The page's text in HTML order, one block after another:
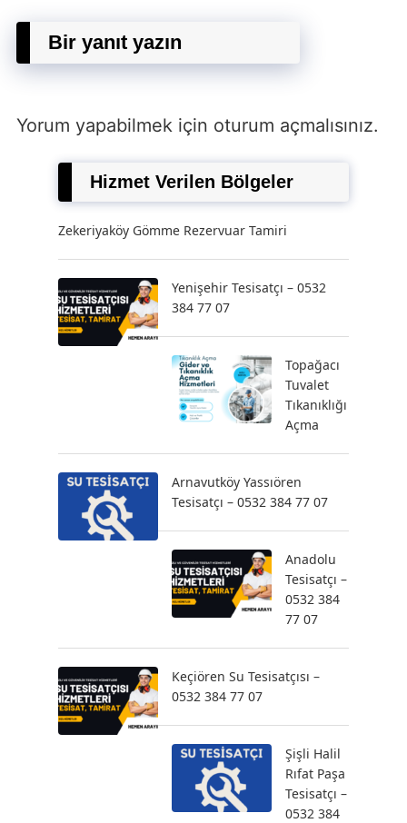
Bir yanıt yazın
Yorum yapabilmek için oturum açmalısınız.
Hizmet Verilen Bölgeler
Zekeriyaköy Gömme Rezervuar Tamiri
Yenişehir Tesisatçı – 0532
384 77 07
Topağacı
Tuvalet
Tıkanıklığı
Açma
Arnavutköy Yassıören
Tesisatçı – 0532 384 77 07
Anadolu
Tesisatçı –
0532 384
77 07
Keçiören Su Tesisatçısı –
0532 384 77 07
Şişli Halil
Rıfat Paşa
Tesisatçı –
0532 384